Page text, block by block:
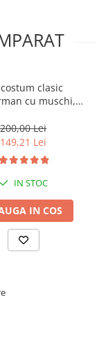
clasic
cu muschi,
110-120 cm, 5-7
ani
200,00 Lei
149,21 Lei
IN STOC
IN COS